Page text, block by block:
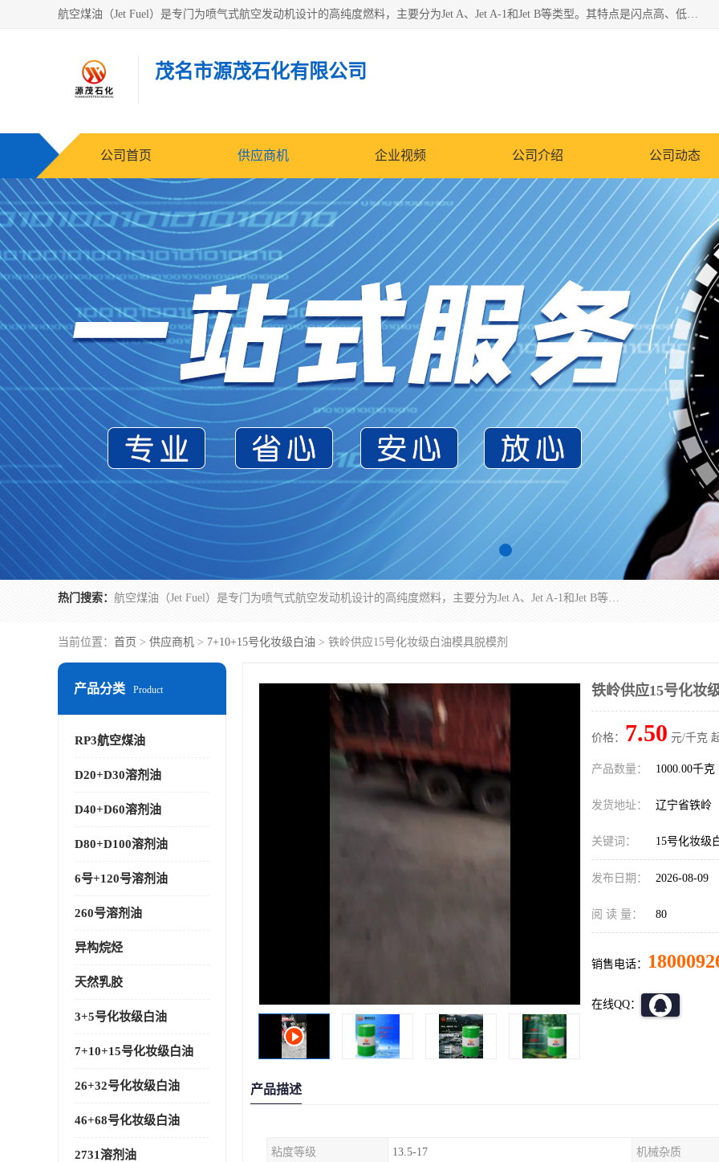
航空煤油（Jet Fuel）是专门为喷气式航空发动机设计的高纯度燃料，主要分为Jet A、Jet A-1和Jet B等类型。其特点是闪点高、低温流动性好，并添加了抗静电剂和抗氧化剂以确保飞行安全。航空煤油需
茂名市源茂石化有限公司
公司首页 供应商机 企业视频 公司介绍 公司动态
热门搜索： 航空煤油（Jet Fuel）是专门为喷气式航空发动机设计的高纯度燃料，主要分为Jet A、Jet A-1和Jet B等类型。其特点是闪点高、低温流动性好，并添加了抗静电剂和抗氧化剂以确保飞行安全。航空煤油需
当前位置： 首页 > 供应商机 > 7+10+15号化妆级白油 > 铁岭供应15号化妆级白油模具脱模剂
产品分类 Product
RP3航空煤油
D20+D30溶剂油
D40+D60溶剂油
D80+D100溶剂油
6号+120号溶剂油
260号溶剂油
异构烷烃
天然乳胶
3+5号化妆级白油
7+10+15号化妆级白油
26+32号化妆级白油
46+68号化妆级白油
2731溶剂油
铁岭供应15号化妆
价格： 7.50 元/千克
产品数量： 1000.00千克
发货地址： 辽宁省铁岭
关键词： 15号化妆级
发布日期： 2026-08-09
阅 读 量： 80
销售电话：
在线QQ：
产品描述
粘度等级 13.5-17 机械杂质